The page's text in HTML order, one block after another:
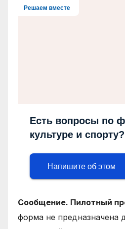
Решаем вместе
Есть вопросы по
культуре и спорту?
Напишите об этом
Сообщение. Пилотный
форма не предназначена